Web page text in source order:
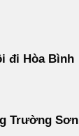
đi Hòa Bình
Trường Sơn